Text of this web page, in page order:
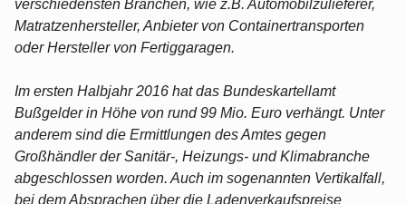
verschiedensten Branchen, wie z.B. Automobilzulieferer,
Matratzenhersteller, Anbieter von Containertransporten
oder Hersteller von Fertiggaragen.
Im ersten Halbjahr 2016 hat das Bundeskartellamt
Bußgelder in Höhe von rund 99 Mio. Euro verhängt. Unter
anderem sind die Ermittlungen des Amtes gegen
Großhändler der Sanitär-, Heizungs- und Klimabranche
abgeschlossen worden. Auch im sogenannten Vertikalfall,
bei dem Absprachen über die Ladenverkaufspreise